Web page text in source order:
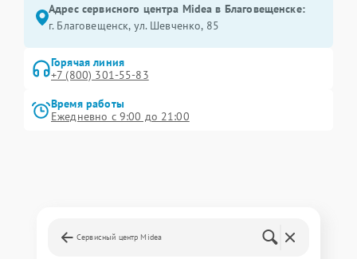
Адрес сервисного центра Midea в Благовещенске:
г. Благовещенск, ул. Шевченко, 85
Горячая линия
+7 (800) 301-55-83
Время работы
Ежедневно с 9:00 до 21:00
Сервисный центр Midea